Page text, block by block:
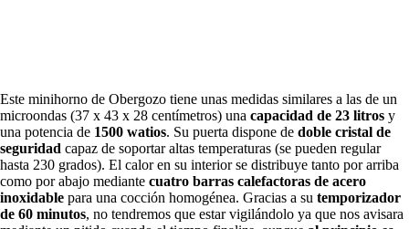
Este minihorno de Obergozo tiene unas medidas similares a las de un
microondas (37 x 43 x 28 centímetros) una capacidad de 23 litros y
una potencia de 1500 watios. Su puerta dispone de doble cristal de
seguridad capaz de soportar altas temperaturas (se pueden regular
hasta 230 grados). El calor en su interior se distribuye tanto por arriba
como por abajo mediante cuatro barras calefactoras de acero
inoxidable para una cocción homogénea. Gracias a su temporizador
de 60 minutos, no tendremos que estar vigilándolo ya que nos avisara